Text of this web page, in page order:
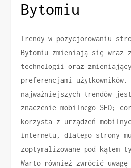
Bytomiu
Trendy w pozycjonowaniu
Bytomiu zmieniają się wraz z
technologii oraz
preferencjami użytkowników.
najważniejszych trendów
znaczenie mobilnego SEO;
korzysta z urządzeń
internetu, dlatego strony
zoptymalizowane pod kątem
Warto również zwrócić